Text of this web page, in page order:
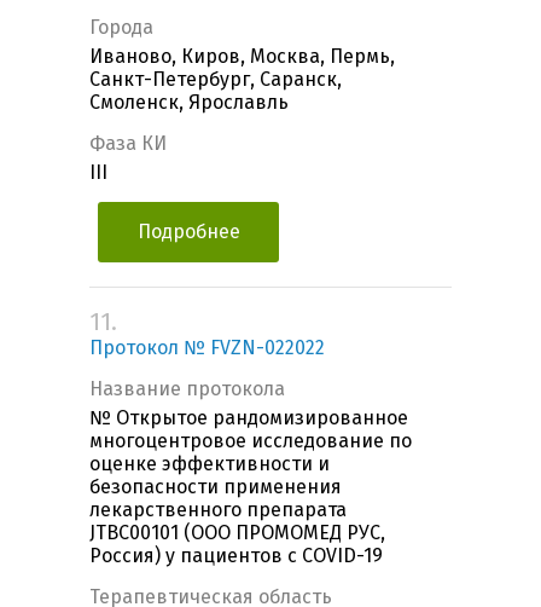
Города
Иваново, Киров, Москва, Пермь,
Санкт-Петербург, Саранск,
Смоленск, Ярославль
Фаза КИ
Подробнее
11.
Протокол № FVZN-022022
Название протокола
№ Открытое рандомизированное
многоцентровое исследование по
оценке эффективности и
безопасности применения
лекарственного препарата
JTBC00101 (ООО ПРОМОМЕД РУС,
Россия) у пациентов с COVID-19
Терапевтическая область